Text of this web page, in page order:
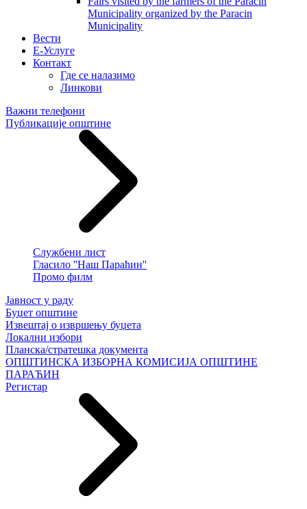
Municipality organized by the Paracin
Municipality
Вести
E-Услуге
Контакт
Где се налазимо
Линкови
Важни телефони
Публикације општине
Службени лист
Гласило ''Наш Параћин''
Промо филм
Јавност у раду
Буџет општине
Извештај о извршењу буџета
Локални избори
Планска/стратешка документа
ОПШТИНСКА ИЗБОРНА КОМИСИЈА ОПШТИНЕ
ПАРАЋИН
Регистар